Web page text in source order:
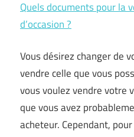
Quels documents pour la
d’occasion ?
Vous désirez changer de
vendre celle que vous
vous voulez vendre votre
que vous avez
acheteur. Cependant,